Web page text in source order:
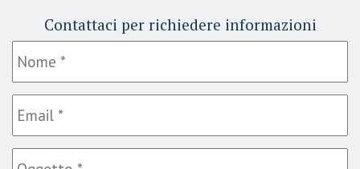
Contattaci per richiedere informazioni